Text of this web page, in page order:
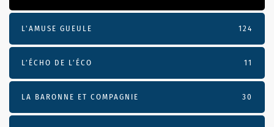
L'AMUSE GUEULE 124
L’ÉCHO DE L’ÉCO 11
LA BARONNE ET COMPAGNIE 30